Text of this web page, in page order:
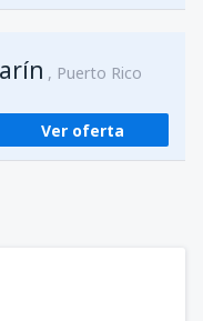
Puerto Rico
Ver oferta